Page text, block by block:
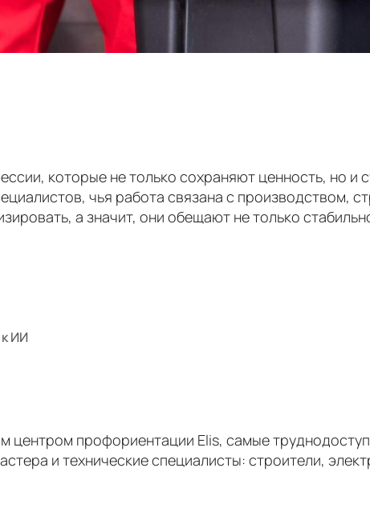
которые не только сохраняют ценность, но и
чья работа связана с производством,
а значит, они обещают не только
ИИ
центром профориентации Elis, самые
и технические специалисты: строители,